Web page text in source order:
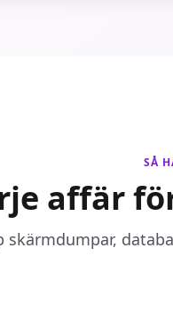
SÅ
affär
skärmdumpar,